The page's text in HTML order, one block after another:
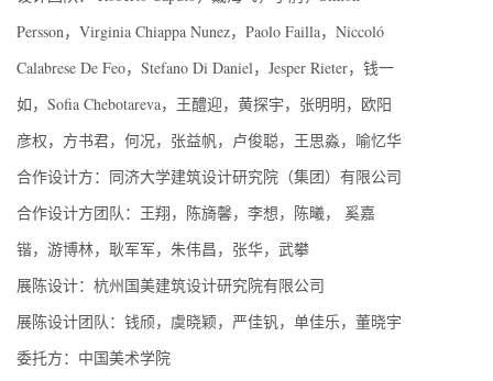
Persson，Virginia Chiappa Nunez，Paolo Failla，Niccoló
Calabrese De Feo，Stefano Di Daniel，Jesper Rieter，钱一
如，Sofia Chebotareva，王醴迎，黄探宇，张明明，欧阳
彦权，方书君，何况，张益帆，卢俊聪，王思淼，喻忆华
合作设计方：同济大学建筑设计研究院（集团）有限公司
合作设计方团队：王翔，陈旖馨，李想，陈曦， 奚嘉
锴，游博林，耿军军，朱伟昌，张华，武攀
展陈设计：杭州国美建筑设计研究院有限公司
展陈设计团队：钱颀，虞晓颖，严佳钒，单佳乐，董晓宇
委托方：中国美术学院